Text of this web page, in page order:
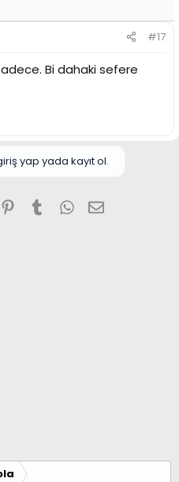
#17
Bi dahaki sefere
yap yada kayıt ol.
Pinterest
TumblrWhatsApp
E-posta